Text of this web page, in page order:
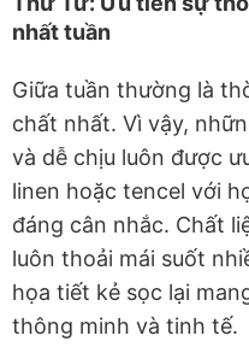
nhất tuần
Giữa tuần thường là
chất nhất. Vì vậy,
và dễ chịu luôn được
linen hoặc tencel với
đáng cân nhắc. Chất
luôn thoải mái suốt
họa tiết kẻ sọc lại
thông minh và tinh tế.